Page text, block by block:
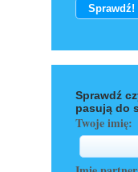
Sprawdź
pasują do
Twoje imię: